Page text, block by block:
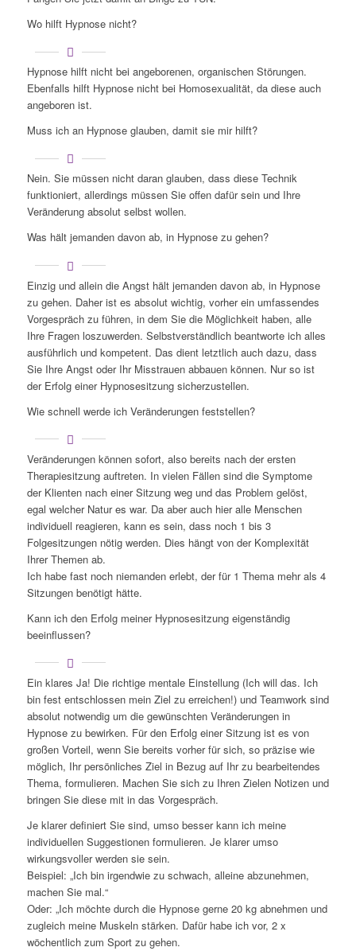
Wo hilft Hypnose nicht?
Hypnose hilft nicht bei angeborenen, organischen Störungen.
Ebenfalls hilft Hypnose nicht bei Homosexualität, da diese auch
angeboren ist.
Muss ich an Hypnose glauben, damit sie mir hilft?
Nein. Sie müssen nicht daran glauben, dass diese Technik
funktioniert, allerdings müssen Sie offen dafür sein und Ihre
Veränderung absolut selbst wollen.
Was hält jemanden davon ab, in Hypnose zu gehen?
Einzig und allein die Angst hält jemanden davon ab, in Hypnose
zu gehen. Daher ist es absolut wichtig, vorher ein umfassendes
Vorgespräch zu führen, in dem Sie die Möglichkeit haben, alle
Ihre Fragen loszuwerden. Selbstverständlich beantworte ich alles
ausführlich und kompetent. Das dient letztlich auch dazu, dass
Sie Ihre Angst oder Ihr Misstrauen abbauen können. Nur so ist
der Erfolg einer Hypnosesitzung sicherzustellen.
Wie schnell werde ich Veränderungen feststellen?
Veränderungen können sofort, also bereits nach der ersten
Therapiesitzung auftreten. In vielen Fällen sind die Symptome
der Klienten nach einer Sitzung weg und das Problem gelöst,
egal welcher Natur es war. Da aber auch hier alle Menschen
individuell reagieren, kann es sein, dass noch 1 bis 3
Folgesitzungen nötig werden. Dies hängt von der Komplexität
Ihrer Themen ab.
Ich habe fast noch niemanden erlebt, der für 1 Thema mehr als 4
Sitzungen benötigt hätte.
Kann ich den Erfolg meiner Hypnosesitzung eigenständig
beeinflussen?
Ein klares Ja! Die richtige mentale Einstellung (Ich will das. Ich
bin fest entschlossen mein Ziel zu erreichen!) und Teamwork sind
absolut notwendig um die gewünschten Veränderungen in
Hypnose zu bewirken. Für den Erfolg einer Sitzung ist es von
großen Vorteil, wenn Sie bereits vorher für sich, so präzise wie
möglich, Ihr persönliches Ziel in Bezug auf Ihr zu bearbeitendes
Thema, formulieren. Machen Sie sich zu Ihren Zielen Notizen und
bringen Sie diese mit in das Vorgespräch.
Je klarer definiert Sie sind, umso besser kann ich meine
individuellen Suggestionen formulieren. Je klarer umso
wirkungsvoller werden sie sein.
Beispiel: „Ich bin irgendwie zu schwach, alleine abzunehmen,
machen Sie mal.“
Oder: „Ich möchte durch die Hypnose gerne 20 kg abnehmen und
zugleich meine Muskeln stärken. Dafür habe ich vor, 2 x
wöchentlich zum Sport zu gehen.